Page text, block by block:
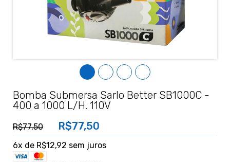
Bomba Submersa Sarlo Better SB1000C -
400 a 1000 L/H. 110V
R$77,50 R$77,50
6x de R$12,92 sem juros